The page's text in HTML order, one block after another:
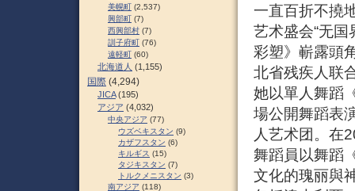
一直百折不撓
艺术盛会“无
彩塑》嶄露頭
北省残疾人联
她以單人舞蹈
場公開舞蹈表
人艺术团。在
舞蹈員以舞蹈
文化的瑰丽與
美幌町 (2,537)
興部町 (7)
西興部村 (7)
訓子府町 (76)
遠軽町 (60)
北海道人 (1,155)
国際 (4,294)
JICA(195)
アジア (4,032)
中央アジア (77)
ウズベキスタン (9)
カザフスタン (6)
キルギス (15)
タジキスタン (7)
トルクメニスタン (3)
南アジア (118)